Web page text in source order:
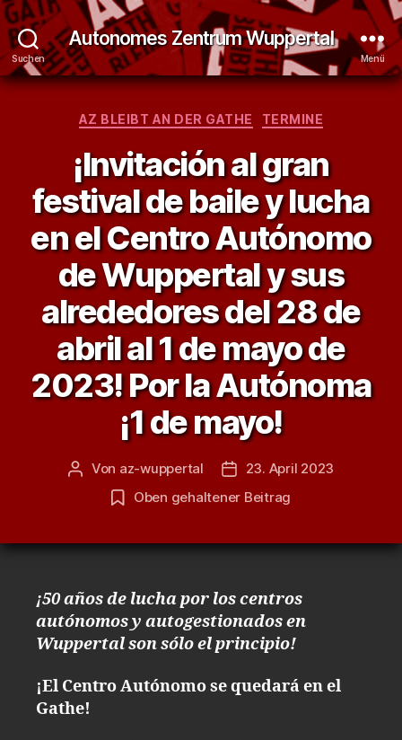
Suchen
Autonomes Zentrum Wuppertal
Menü
Kategorien
AZ BLEIBT AN DER GATHE TERMINE
¡Invitación al gran
festival de baile y lucha
en el Centro Autónomo
de Wuppertal y sus
alrededores del 28 de
abril al 1 de mayo de
2023! Por la Autónoma
¡1 de mayo!
Beitragsautor
Von az-wuppertal Veröffentlichungsdatum
23. April 2023
Oben gehaltener Beitrag
¡50 años de lucha por los centros
autónomos y autogestionados en
Wuppertal son sólo el principio!
¡El Centro Autónomo se quedará en el
Gathe!